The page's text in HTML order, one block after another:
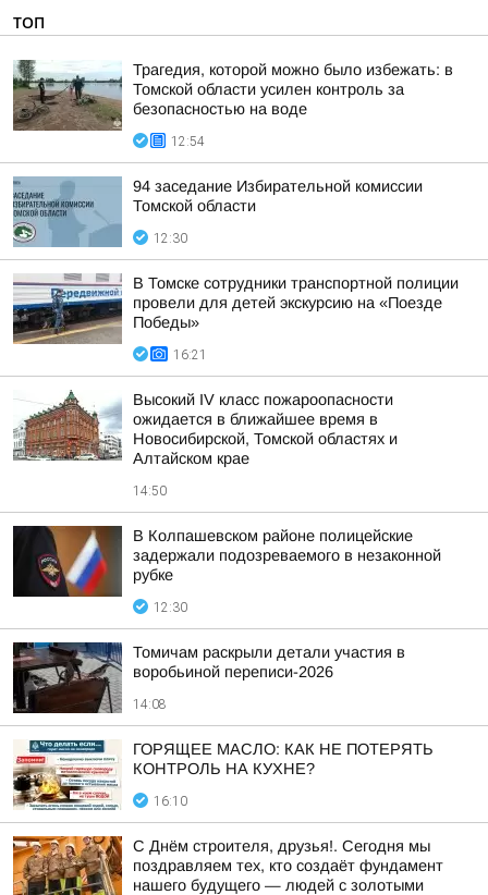
ТОП
Трагедия, которой можно было избежать: в
Томской области усилен контроль за
безопасностью на воде
12:54
94 заседание Избирательной комиссии
Томской области
12:30
В Томске сотрудники транспортной полиции
провели для детей экскурсию на «Поезде
Победы»
16:21
Высокий IV класс пожароопасности
ожидается в ближайшее время в
Новосибирской, Томской областях и
Алтайском крае
14:50
В Колпашевском районе полицейские
задержали подозреваемого в незаконной
рубке
12:30
Томичам раскрыли детали участия в
воробьиной переписи-2026
14:08
ГОРЯЩЕЕ МАСЛО: КАК НЕ ПОТЕРЯТЬ
КОНТРОЛЬ НА КУХНЕ?
16:10
С Днём строителя, друзья!. Сегодня мы
поздравляем тех, кто создаёт фундамент
нашего будущего — людей с золотыми